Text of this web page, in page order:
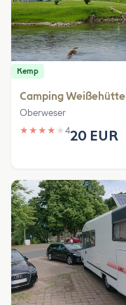
Kemp
Camping Weißehütte
Oberweser
★ ★ ★ ★ ★ 420 EUR